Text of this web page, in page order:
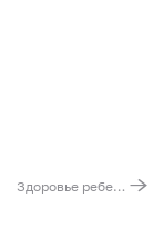
Здоровье ребенка - младенчество